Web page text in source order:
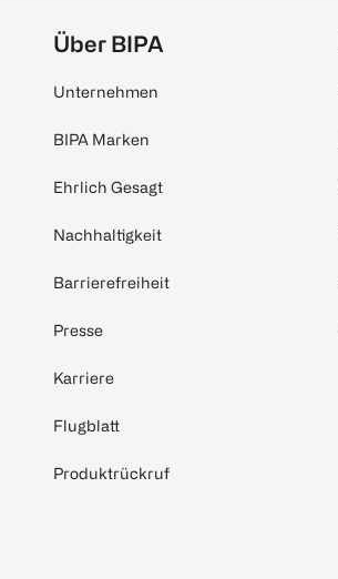
Über BIPA
Unternehmen
BIPA Marken
Ehrlich Gesagt
Nachhaltigkeit
Barrierefreiheit
Presse
Karriere
Flugblatt
Produktrückruf